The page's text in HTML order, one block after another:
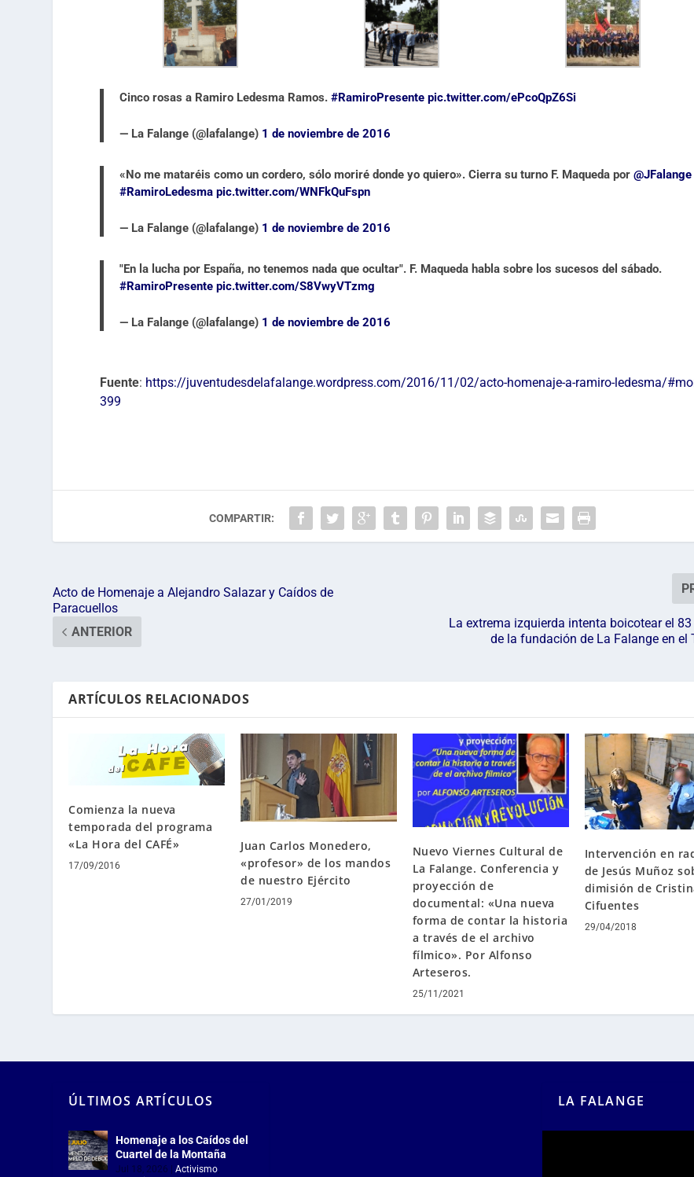
Cinco rosas a Ramiro Ledesma Ramos.#RamiroPresente pic.twitter.com/ePcoQpZ6Si
— La Falange (@lafalange) 1 de noviembre de 2016
«No me mataréis como un cordero, sólo moriré donde yo quiero». Cierra su turno F. Maqueda por@JFalange
#RamiroLedesma pic.twitter.com/WNFkQuFspn
— La Falange (@lafalange) 1 de noviembre de 2016
"En la lucha por España, no tenemos nada que ocultar". F. Maqueda habla sobre los sucesos del sábado.
#RamiroPresente pic.twitter.com/S8VwyVTzmg
— La Falange (@lafalange) 1 de noviembre de 2016
Fuente: https://juventudesdelafalange.wordpress.com/2016/11/02/acto-homenaje-a-ramiro-ledesma/
399
COMPARTIR:
Acto de Homenaje a Alejandro Salazar y Caídos de
Paracuellos
ANTERIOR
La extrema izquierda intenta boicotear el
de la fundación de La Falange en el
ARTÍCULOS RELACIONADOS
Comienza la nueva
temporada del programa
«La Hora del CAFÉ»
17/09/2016
Juan Carlos Monedero,
«profesor» de los mandos
de nuestro Ejército
27/01/2019
Nuevo Viernes Cultural de
La Falange. Conferencia y
proyección de
documental: «Una nueva
forma de contar la historia
a través de el archivo
fílmico». Por Alfonso
Arteseros.
25/11/2021
Intervención en
de Jesús Muñoz
dimisión de
Cifuentes
29/04/2018
ÚLTIMOS ARTÍCULOS
Homenaje a los Caídos del
Cuartel de la Montaña
Jul 18, 2026 |Activismo,
LA FALANGE